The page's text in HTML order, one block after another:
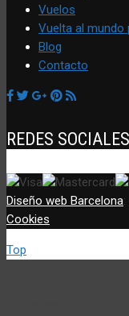
Vuelos
Vuelta al mundo
Blog
Contacto
REDES SOCIALES
Diseño web Barcelona:
Cookies
Top